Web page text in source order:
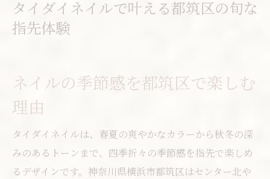
利便性重視なら都筑区のネイル選びが鍵
ネイルサロン都筑区のアクセス事情を解説
ららぽーと横浜ネイルの利便性を徹底比較
都筑区でネイルを楽しむなら予算もデザインも
妥協なし
ネイルサロン都筑区で安いプランの選び方
タイダイネイルで叶える都筑区の旬な
指先体験
ネイルの季節感を都筑区で楽しむ
理由
タイダイネイルは、春夏の爽やかなカラーから秋冬の深
みのあるトーンまで、四季折々の季節感を指先で楽しめ
るデザインです。神奈川県横浜市都筑区はセンター北や